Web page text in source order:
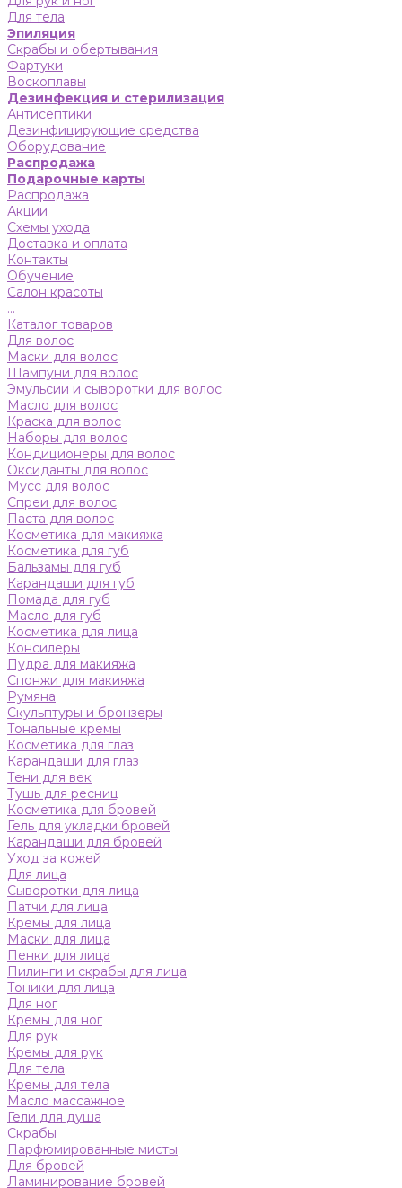
Для тела
Эпиляция
Скрабы и обертывания
Фартуки
Воскоплавы
Дезинфекция и стерилизация
Антисептики
Дезинфицирующие средства
Оборудование
Распродажа
Подарочные карты
Распродажа
Акции
Схемы ухода
Доставка и оплата
Контакты
Обучение
Салон красоты
...
Каталог товаров
Для волос
Маски для волос
Шампуни для волос
Эмульсии и сыворотки для волос
Масло для волос
Краска для волос
Наборы для волос
Кондиционеры для волос
Оксиданты для волос
Мусс для волос
Спреи для волос
Паста для волос
Косметика для макияжа
Косметика для губ
Бальзамы для губ
Карандаши для губ
Помада для губ
Масло для губ
Косметика для лица
Консилеры
Пудра для макияжа
Спонжи для макияжа
Румяна
Скульптуры и бронзеры
Тональные кремы
Косметика для глаз
Карандаши для глаз
Тени для век
Тушь для ресниц
Косметика для бровей
Гель для укладки бровей
Карандаши для бровей
Уход за кожей
Для лица
Сыворотки для лица
Патчи для лица
Кремы для лица
Маски для лица
Пенки для лица
Пилинги и скрабы для лица
Тоники для лица
Для ног
Кремы для ног
Для рук
Кремы для рук
Для тела
Кремы для тела
Масло массажное
Гели для душа
Скрабы
Парфюмированные мисты
Для бровей
Ламинирование бровей